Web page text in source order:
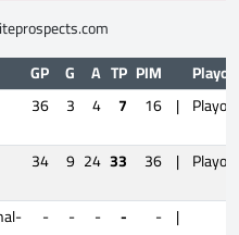
GP G A TP PIM
36 3 4 7 16 |
34 9 24 33 36 |
- - - - - |